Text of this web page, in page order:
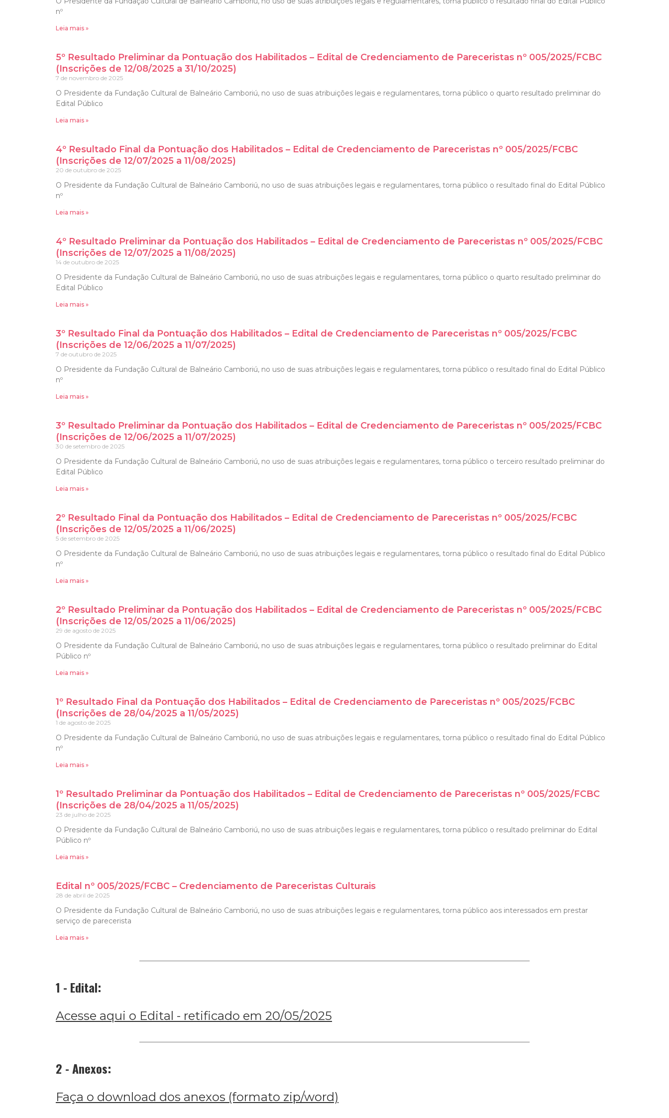
nº
Leia mais »
5º Resultado Preliminar da Pontuação dos Habilitados – Edital de Credenciamento de Pareceristas nº 005/2025/FCBC
(Inscrições de 12/08/2025 a 31/10/2025)
7 de novembro de 2025
O Presidente da Fundação Cultural de Balneário Camboriú, no uso de suas atribuições legais e regulamentares, torna público o quarto resultado preliminar do
Edital Público
Leia mais »
4º Resultado Final da Pontuação dos Habilitados – Edital de Credenciamento de Pareceristas nº 005/2025/FCBC
(Inscrições de 12/07/2025 a 11/08/2025)
20 de outubro de 2025
O Presidente da Fundação Cultural de Balneário Camboriú, no uso de suas atribuições legais e regulamentares, torna público o resultado final do Edital Público
nº
Leia mais »
4º Resultado Preliminar da Pontuação dos Habilitados – Edital de Credenciamento de Pareceristas nº 005/2025/FCBC
(Inscrições de 12/07/2025 a 11/08/2025)
14 de outubro de 2025
O Presidente da Fundação Cultural de Balneário Camboriú, no uso de suas atribuições legais e regulamentares, torna público o quarto resultado preliminar do
Edital Público
Leia mais »
3º Resultado Final da Pontuação dos Habilitados – Edital de Credenciamento de Pareceristas nº 005/2025/FCBC
(Inscrições de 12/06/2025 a 11/07/2025)
7 de outubro de 2025
O Presidente da Fundação Cultural de Balneário Camboriú, no uso de suas atribuições legais e regulamentares, torna público o resultado final do Edital Público
nº
Leia mais »
3º Resultado Preliminar da Pontuação dos Habilitados – Edital de Credenciamento de Pareceristas nº 005/2025/FCBC
(Inscrições de 12/06/2025 a 11/07/2025)
30 de setembro de 2025
O Presidente da Fundação Cultural de Balneário Camboriú, no uso de suas atribuições legais e regulamentares, torna público o terceiro resultado preliminar do
Edital Público
Leia mais »
2º Resultado Final da Pontuação dos Habilitados – Edital de Credenciamento de Pareceristas nº 005/2025/FCBC
(Inscrições de 12/05/2025 a 11/06/2025)
5 de setembro de 2025
O Presidente da Fundação Cultural de Balneário Camboriú, no uso de suas atribuições legais e regulamentares, torna público o resultado final do Edital Público
nº
Leia mais »
2º Resultado Preliminar da Pontuação dos Habilitados – Edital de Credenciamento de Pareceristas nº 005/2025/FCBC
(Inscrições de 12/05/2025 a 11/06/2025)
29 de agosto de 2025
O Presidente da Fundação Cultural de Balneário Camboriú, no uso de suas atribuições legais e regulamentares, torna público o resultado preliminar do Edital
Público nº
Leia mais »
1º Resultado Final da Pontuação dos Habilitados – Edital de Credenciamento de Pareceristas nº 005/2025/FCBC
(Inscrições de 28/04/2025 a 11/05/2025)
1 de agosto de 2025
O Presidente da Fundação Cultural de Balneário Camboriú, no uso de suas atribuições legais e regulamentares, torna público o resultado final do Edital Público
nº
Leia mais »
1º Resultado Preliminar da Pontuação dos Habilitados – Edital de Credenciamento de Pareceristas nº 005/2025/FCBC
(Inscrições de 28/04/2025 a 11/05/2025)
23 de julho de 2025
O Presidente da Fundação Cultural de Balneário Camboriú, no uso de suas atribuições legais e regulamentares, torna público o resultado preliminar do Edital
Público nº
Leia mais »
Edital nº 005/2025/FCBC – Credenciamento de Pareceristas Culturais
28 de abril de 2025
O Presidente da Fundação Cultural de Balneário Camboriú, no uso de suas atribuições legais e regulamentares, torna público aos interessados em prestar
serviço de parecerista
Leia mais »
1 - Edital:
Acesse aqui o Edital - retificado em 20/05/2025
2 - Anexos:
Faça o download dos anexos (formato zip/word)